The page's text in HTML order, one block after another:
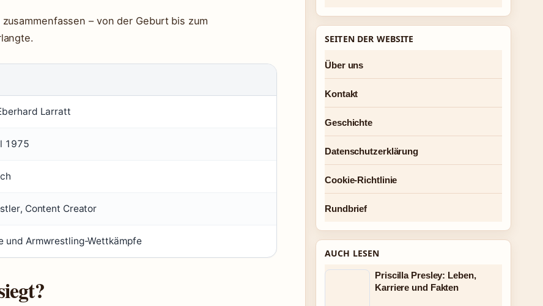
– von der Geburt bis zum
Larratt
1975
Content Creator
und Armwrestling-Wettkämpfe
SEITEN DER WEBSITE
Über uns
Kontakt
Geschichte
Datenschutzerklärung
Cookie-Richtlinie
Rundbrief
AUCH LESEN
Priscilla Presley: Leben,
Karriere und Fakten